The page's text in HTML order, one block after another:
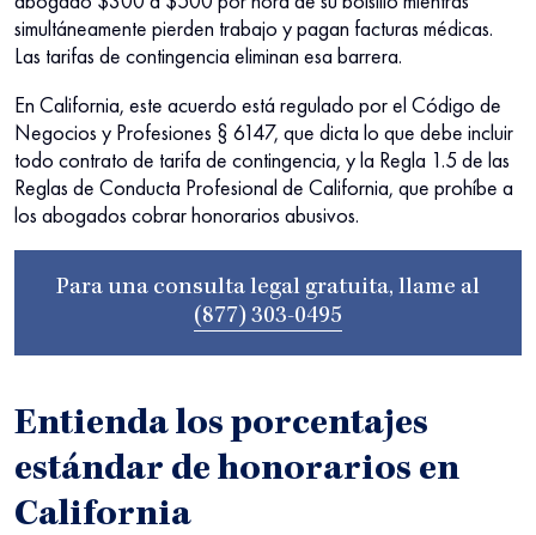
simultáneamente pierden trabajo y pagan facturas médicas.
Las tarifas de contingencia eliminan esa barrera.
En California, este acuerdo está regulado por el Código de
Negocios y Profesiones § 6147, que dicta lo que debe incluir
todo contrato de tarifa de contingencia, y la Regla 1.5 de las
Reglas de Conducta Profesional de California, que prohíbe a
los abogados cobrar honorarios abusivos.
Para una consulta legal gratuita, llame al
(877) 303-0495
Entienda los porcentajes
estándar de honorarios en
California